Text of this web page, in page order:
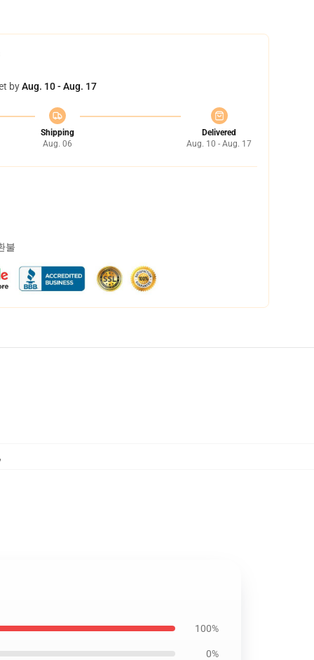
byAug. 10 - Aug. 17
Shipping
Aug. 06
Delivered
Aug. 10 - Aug. 17
불
,
100%
0%